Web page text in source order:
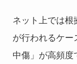
ネット上では根
が行われるケー
中傷」が高頻度